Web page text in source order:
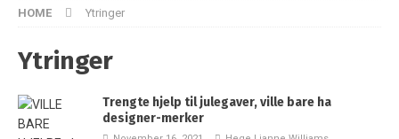
HOME Ytringer
Ytringer
Trengte hjelp til julegaver, ville bare ha
designer-merker